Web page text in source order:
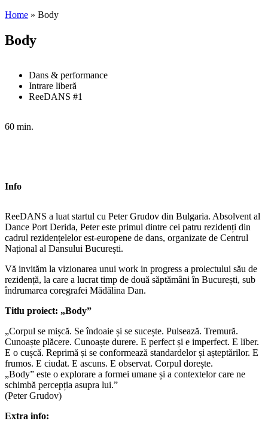
Home » Body
Body
Dans & performance
Intrare liberă
ReeDANS #1
60 min.
Info
ReeDANS a luat startul cu Peter Grudov din Bulgaria. Absolvent al
Dance Port Derida, Peter este primul dintre cei patru rezidenți din
cadrul rezidențelelor est-europene de dans, organizate de Centrul
Național al Dansului București.
Vă invităm la vizionarea unui work in progress a proiectului său de
rezidență, la care a lucrat timp de două săptămâni în București, sub
îndrumarea coregrafei Mădălina Dan.
Titlu proiect: „Body”
„Corpul se mișcă. Se îndoaie și se sucește. Pulsează. Tremură.
Cunoaște plăcere. Cunoaște durere. E perfect și e imperfect. E liber.
E o cușcă. Reprimă și se conformează standardelor și așteptărilor. E
frumos. E ciudat. E ascuns. E observat. Corpul dorește.
„Body” este o explorare a formei umane și a contextelor care ne
schimbă percepția asupra lui.”
(Peter Grudov)
Extra info: